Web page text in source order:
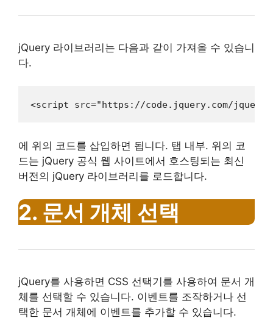
jQuery 라이브러리는 다음과 같이 가져올 수 있습니
다.
<script src="https://code.jquery.com/
에 위의 코드를 삽입하면 됩니다. 탭 내부. 위의 코
드는 jQuery 공식 웹 사이트에서 호스팅되는 최신
버전의 jQuery 라이브러리를 로드합니다.
2. 문서 개체 선택
jQuery를 사용하면 CSS 선택기를 사용하여 문서 개
체를 선택할 수 있습니다. 이벤트를 조작하거나 선
택한 문서 개체에 이벤트를 추가할 수 있습니다.